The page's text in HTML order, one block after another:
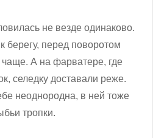
не везде одинаково.
берегу, перед поворотом
А на фарватере, где
селедку доставали реже.
неоднородна, в ней тоже
тропки.